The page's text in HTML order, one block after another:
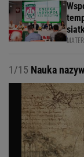
1/15 Nauka